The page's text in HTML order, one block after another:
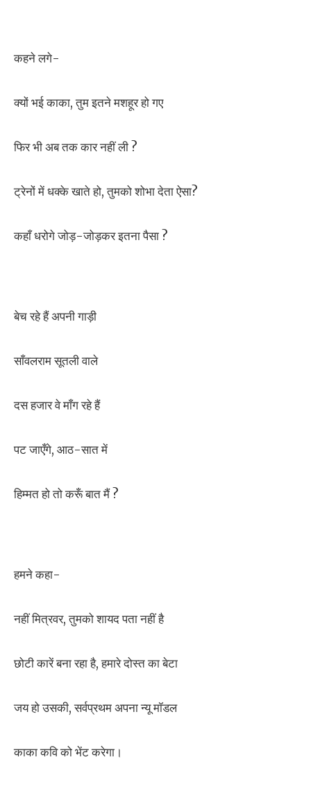
कहने लगे-
क्यों भई काका, तुम इतने मशहूर हो गए
फिर भी अब तक कार नहीं ली ?
ट्रेनों में धक्के खाते हो, तुमको शोभा देता ऐसा?
कहाँ धरोगे जोड़-जोड़कर इतना पैसा ?
बेच रहे हैं अपनी गाड़ी
साँवलराम सूतली वाले
दस हजार वे माँग रहे हैं
पट जाएँगे, आठ-सात में
हिम्मत हो तो करूँ बात मैं ?
हमने कहा-
नहीं मित्रवर, तुमको शायद पता नहीं है
छोटी कारें बना रहा है, हमारे दोस्त का बेटा
जय हो उसकी, सर्वप्रथम अपना न्यू मॉडल
काका कवि को भेंट करेगा।